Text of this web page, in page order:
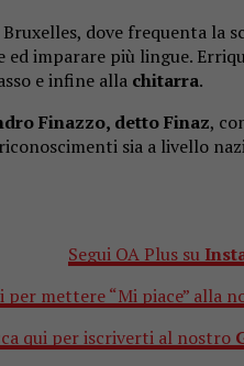
dove frequenta la
imparare più lingue.
e infine alla chitarra.
Finazzo, detto Finaz,
sia a livello
Segui OA Plus su
per mettere “Mi piace” alla
qui per iscriverti al nostro